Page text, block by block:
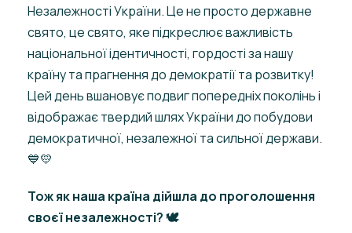
Незалежності України. Це не просто державне
свято, це свято, яке підкреслює важливість
національної ідентичності, гордості за нашу
країну та прагнення до демократії та розвитку!
Цей день вшановує подвиг попередніх поколінь і
відображає твердий шлях України до побудови
демократичної, незалежної та сильної держави.
💙💛
Тож як наша країна дійшла до проголошення
своєї незалежності? 🕊️